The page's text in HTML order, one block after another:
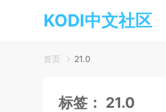
KODI中文社区
首页 21.0
标签： 21.0